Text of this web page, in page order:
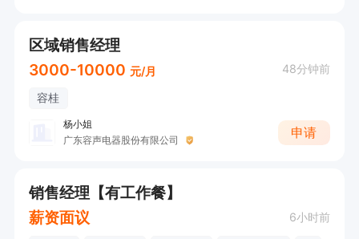
区域销售经理
3000-10000 元/月 48分钟前
容桂
杨小姐
广东容声电器股份有限公司
申请
销售经理【有工作餐】
薪资面议
6小时前